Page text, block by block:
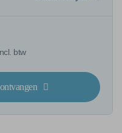
btw